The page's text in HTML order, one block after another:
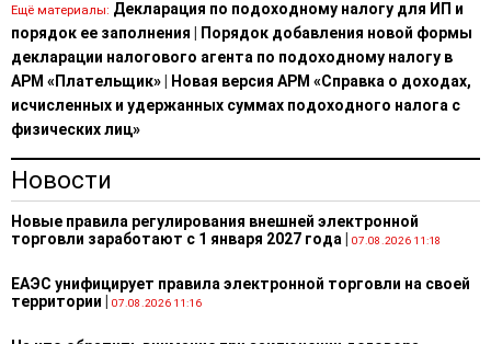
Ещё материалы: Декларация по подоходному налогу для ИП и
порядок ее заполнения
Порядок добавления новой формы
декларации налогового агента по подоходному налогу в
АРМ «Плательщик»
Новая версия АРМ «Справка о доходах,
исчисленных и удержанных суммах подоходного налога с
физических лиц»
Новости
Новые правила регулирования внешней электронной
торговли заработают с 1 января 2027 года
07.08.2026 11:18
ЕАЭС унифицирует правила электронной торговли на своей
территории
07.08.2026 11:16